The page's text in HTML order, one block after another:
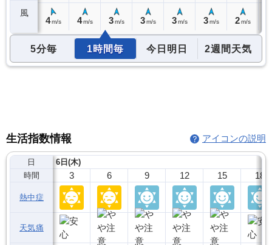
風
4 m/s 4 m/s 3 m/s 3 m/s 3 m/s 3 m/s 2 m/s
5分毎 1時間毎 今日明日 2週間天気
生活指数情報 アイコンの説明
日
時間
熱中症
天気痛
6日(木)
3 6 9 12 15 18